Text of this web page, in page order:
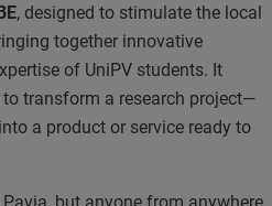
, designed to stimulate the local
together innovative
of UniPV students. It
transform a research project—
a product or service ready to